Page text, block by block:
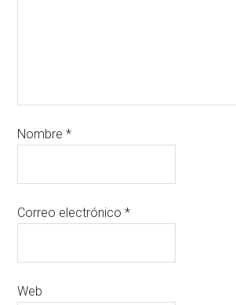
Nombre*
Correo electrónico*
Web